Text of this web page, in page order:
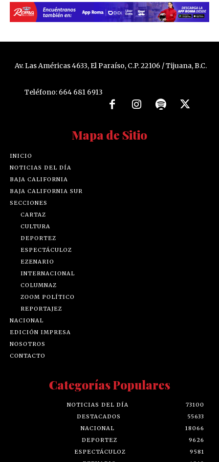
Av. Las Américas 4633, El Paraíso, C.P. 22106 / Tijuana, B.C.
Teléfono: 664 681 6913
Mapa de Sitio
INICIO
NOTICIAS DEL DÍA
BAJA CALIFORNIA
BAJA CALIFORNIA SUR
SECCIONES
CARTAZ
CULTURA
DEPORTEZ
ESPECTÁCULOZ
EZENARIO
INTERNACIONAL
COLUMNAZ
ZOOM POLÍTICO
REPORTAJEZ
NACIONAL
EDICIÓN IMPRESA
NOSOTROS
CONTACTO
Categorías Populares
NOTICIAS DEL DÍA
73100
DESTACADOS
55633
NACIONAL
18066
DEPORTEZ
9626
ESPECTÁCULOZ
9581